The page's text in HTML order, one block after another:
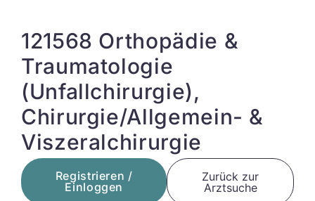
121568 Orthopädie &
Traumatologie
(Unfallchirurgie),
Chirurgie/Allgemein- &
Viszeralchirurgie
Registrieren /
Einloggen
Zurück zur
Arztsuche